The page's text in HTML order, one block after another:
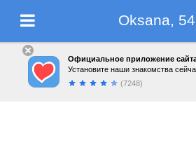
Oksana, 54
Официальное приложение
Установите наши знакомства
(7248)